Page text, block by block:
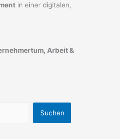
in einer digitalen,
Arbeit &
Suchen